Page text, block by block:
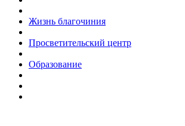
Жизнь благочиния
Просветительский центр
Образование